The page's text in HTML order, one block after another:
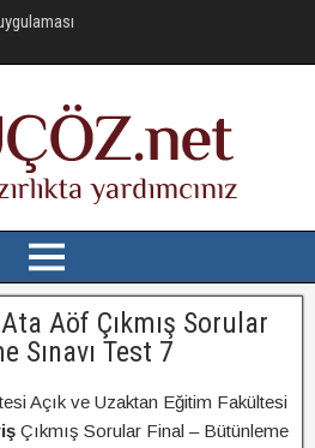
Aöf Çıkmış Sorular
Sınavı Test 7
Açık ve Uzaktan Eğitim Fakültesi
Çıkmış Sorular Final – Bütünleme